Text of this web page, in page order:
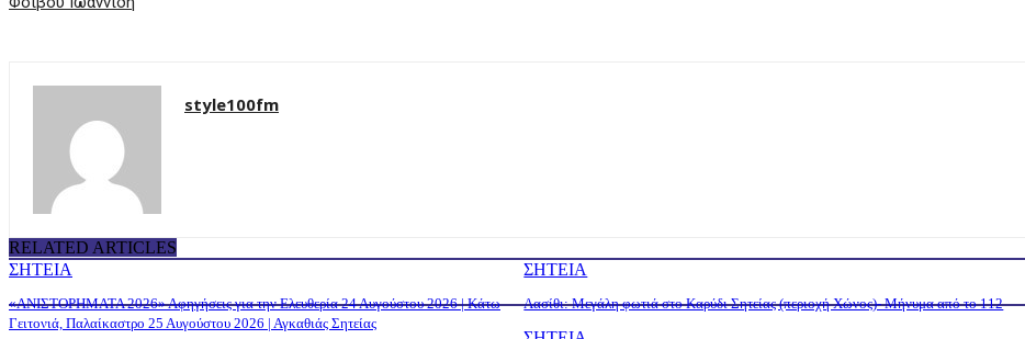
style100fm
RELATED ARTICLES
ΣΗΤΕΙΑ
«ΑΝΙΣΤΟΡΗΜΑΤΑ 2026» Αφηγήσεις για την Ελευθερία 24 Αυγούστου 2026 | Κάτω
Γειτονιά, Παλαίκαστρο 25 Αυγούστου 2026 | Αγκαθιάς Σητείας
ΣΗΤΕΙΑ
Λασίθι: Μεγάλη φωτιά στο Καρύδι Σητείας (περιοχή Χώνος)- Μήνυμα από το 112